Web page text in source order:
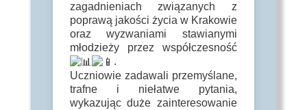
zagadnieniach związanych z
poprawą jakości życia w Krakowie
oraz wyzwaniami stawianymi
młodzieży przez współczesność
.
Uczniowie zadawali przemyślane,
trafne i niełatwe pytania,
wykazując duże zainteresowanie